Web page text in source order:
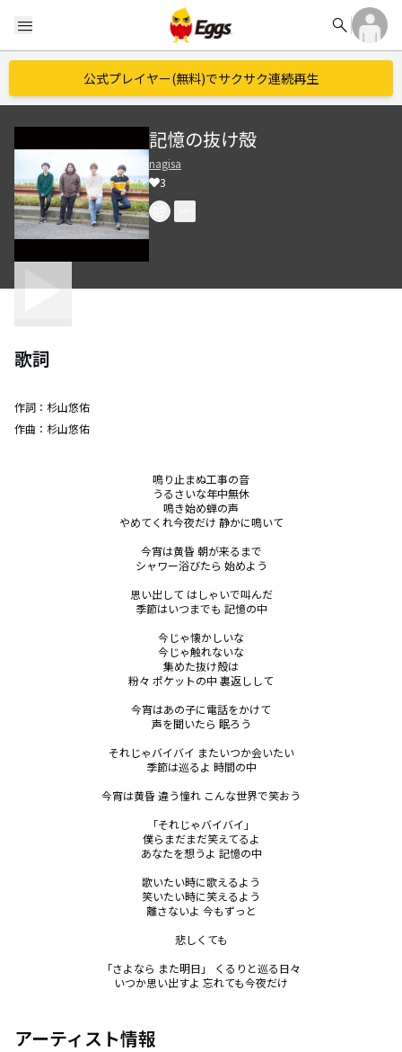
menu search
公式プレイヤー(無料)でサクサク連続再生
記憶の抜け殻
nagisa
3
歌詞
作詞： 杉山悠佑
作曲： 杉山悠佑
鳴り止まぬ工事の音
うるさいな年中無休
鳴き始め蝉の声
やめてくれ今夜だけ 静かに鳴いて
今宵は黄昏 朝が来るまで
シャワー浴びたら 始めよう
思い出して はしゃいで叫んだ
季節はいつまでも 記憶の中
今じゃ懐かしいな
今じゃ触れないな
集めた抜け殻は
粉々 ポケットの中 裏返しして
今宵はあの子に電話をかけて
声を聞いたら 眠ろう
それじゃバイバイ またいつか会いたい
季節は巡るよ 時間の中
今宵は黄昏 違う憧れ こんな世界で笑おう
「それじゃバイバイ」
僕らまだまだ笑えてるよ
あなたを想うよ 記憶の中
歌いたい時に歌えるよう
笑いたい時に笑えるよう
離さないよ 今もずっと
悲しくても
「さよなら また明日」 くるりと巡る日々
いつか思い出すよ 忘れても今夜だけ
アーティスト情報